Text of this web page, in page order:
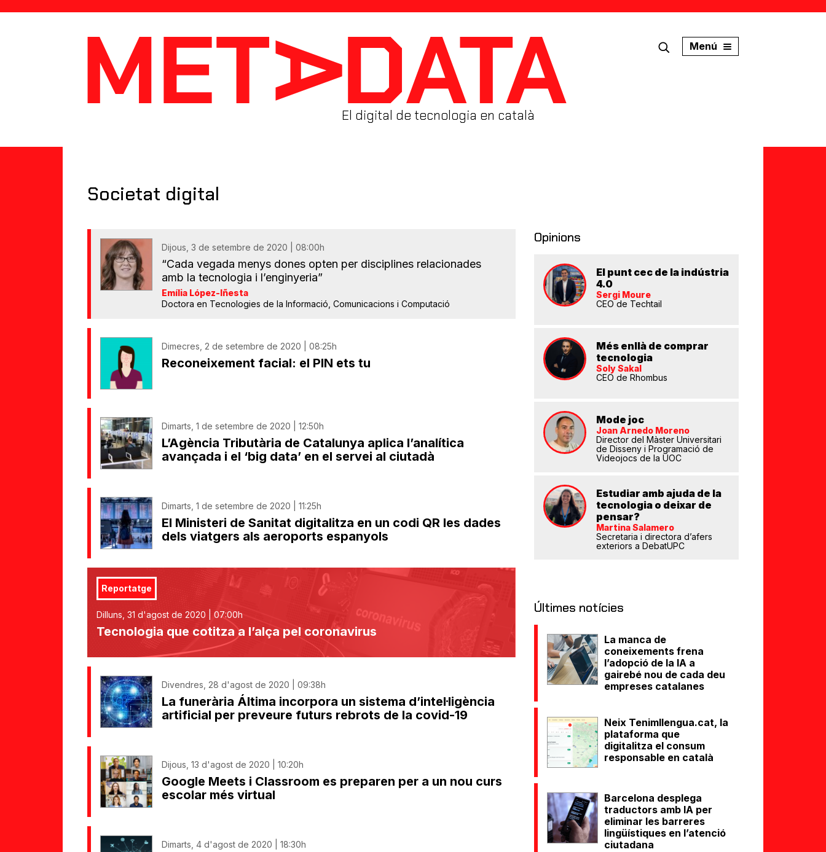
MetaData
El digital de tecnologia en català
Menú
Societat digital
Dijous, 3 de setembre de 2020 | 08:00h
“Cada vegada menys dones opten per disciplines relacionades
amb la tecnologia i l’enginyeria”
Emília López-Iñesta
Doctora en Tecnologies de la Informació, Comunicacions i Computació
Dimecres, 2 de setembre de 2020 | 08:25h
Reconeixement facial: el PIN ets tu
Dimarts, 1 de setembre de 2020 | 12:50h
L’Agència Tributària de Catalunya aplica l’analítica
avançada i el ‘big data’ en el servei al ciutadà
Dimarts, 1 de setembre de 2020 | 11:25h
El Ministeri de Sanitat digitalitza en un codi QR les dades
dels viatgers als aeroports espanyols
Reportatge
Dilluns, 31 d'agost de 2020 | 07:00h
Tecnologia que cotitza a l’alça pel coronavirus
Divendres, 28 d'agost de 2020 | 09:38h
La funerària Áltima incorpora un sistema d’intel·ligència
artificial per preveure futurs rebrots de la covid-19
Dijous, 13 d'agost de 2020 | 10:20h
Google Meets i Classroom es preparen per a un nou curs
escolar més virtual
Dimarts, 4 d'agost de 2020 | 18:30h
Opinions
El punt cec de la indústria
4.0
Sergi Moure
CEO de Techtail
Més enllà de comprar
tecnologia
Soly Sakal
CEO de Rhombus
Mode joc
Joan Arnedo Moreno
Director del Màster Universitari
de Disseny i Programació de
Videojocs de la UOC
Estudiar amb ajuda de la
tecnologia o deixar de
pensar?
Martina Salamero
Secretaria i directora d’afers
exteriors a DebatUPC
Últimes notícies
La manca de
coneixements frena
l’adopció de la IA a
gairebé nou de cada deu
empreses catalanes
Neix Tenimllengua.cat, la
plataforma que
digitalitza el consum
responsable en català
Barcelona desplega
traductors amb IA per
eliminar les barreres
lingüístiques en l’atenció
ciutadana